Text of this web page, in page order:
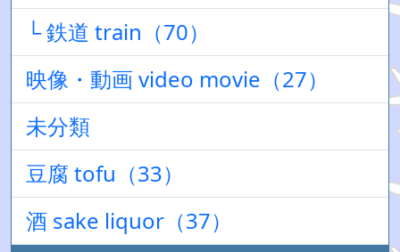
└ 鉄道 train（70）
映像・動画 video movie（27）
未分類
豆腐 tofu（33）
酒 sake liquor（37）